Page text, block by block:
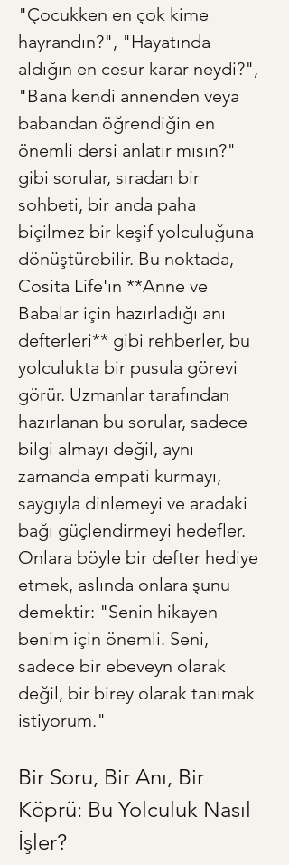
"Çocukken en çok kime
hayrandın?", "Hayatında
aldığın en cesur karar neydi?",
"Bana kendi annenden veya
babandan öğrendiğin en
önemli dersi anlatır mısın?"
gibi sorular, sıradan bir
sohbeti, bir anda paha
biçilmez bir keşif yolculuğuna
dönüştürebilir. Bu noktada,
Cosita Life'ın **Anne ve
Babalar için hazırladığı anı
defterleri** gibi rehberler, bu
yolculukta bir pusula görevi
görür. Uzmanlar tarafından
hazırlanan bu sorular, sadece
bilgi almayı değil, aynı
zamanda empati kurmayı,
saygıyla dinlemeyi ve aradaki
bağı güçlendirmeyi hedefler.
Onlara böyle bir defter hediye
etmek, aslında onlara şunu
demektir: "Senin hikayen
benim için önemli. Seni,
sadece bir ebeveyn olarak
değil, bir birey olarak tanımak
istiyorum."
Bir Soru, Bir Anı, Bir
Köprü: Bu Yolculuk Nasıl
İşler?